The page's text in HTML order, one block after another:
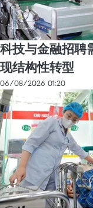
科技与金融招聘
现结构性转型
06/08/2026 01:20